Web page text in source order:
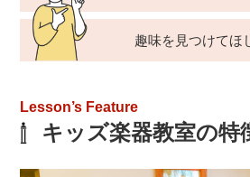
趣味を見つけてほ
Lesson’s Feature
キッズ楽器教室の特